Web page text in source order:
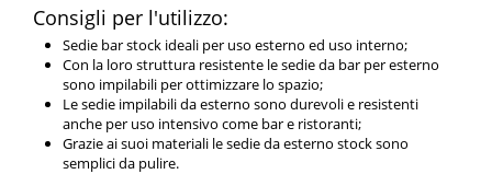
Consigli per l'utilizzo:
Sedie bar stock ideali per uso esterno ed uso interno;
Con la loro struttura resistente le sedie da bar per esterno
sono impilabili per ottimizzare lo spazio;
Le sedie impilabili da esterno sono durevoli e resistenti
anche per uso intensivo come bar e ristoranti;
Grazie ai suoi materiali le sedie da esterno stock sono
semplici da pulire.